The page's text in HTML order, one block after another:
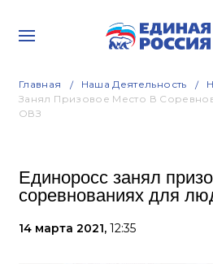
Главная Наша Деятельность
Занял Призовое Место В
ОВЗ
Единоросс занял
соревнованиях для
14 марта 2021, 12:35